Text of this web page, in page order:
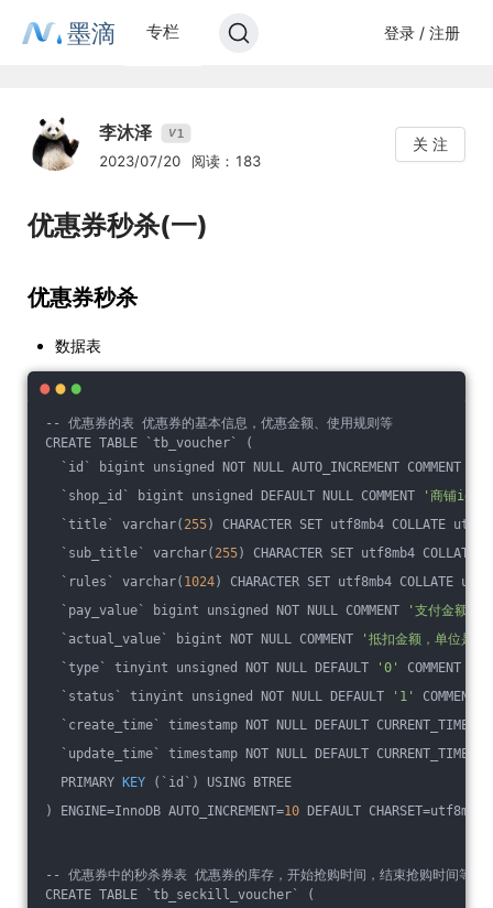
墨滴 专栏 登录 / 注册
李沐泽 V1
2023/07/20 阅读：183
关 注
优惠券秒杀(一)
优惠券秒杀
数据表
-- 优惠券的表 优惠券的基本信息，优惠金额、使用规则等
CREATE TABLE `tb_voucher` (
`id` bigint unsigned NOT NULL AUTO_INCREMENT COMMENT
`shop_id` bigint unsigned DEFAULT NULL COMMENT
'商铺id'
`title` varchar( 255) CHARACTER SET utf8mb4 COLLATE
`sub_title` varchar( 255) CHARACTER SET utf8mb4
`rules` varchar( 1024) CHARACTER SET utf8mb4 COLLATE
`pay_value` bigint unsigned NOT NULL COMMENT
'支付金额，
`actual_value` bigint NOT NULL COMMENT
'抵扣金额，单位是
`type` tinyint unsigned NOT NULL DEFAULT
'0' COMMENT
`status` tinyint unsigned NOT NULL DEFAULT
'1' COMMENT
`create_time` timestamp NOT NULL DEFAULT
`update_time` timestamp NOT NULL DEFAULT
PRIMARY
KEY (`id`)
USING BTREE
) ENGINE=InnoDB AUTO_INCREMENT=10 DEFAULT
-- 优惠券中的秒杀券表 优惠券的库存，开始抢购时间，结束抢购时间等。
CREATE TABLE `tb_seckill_voucher` (